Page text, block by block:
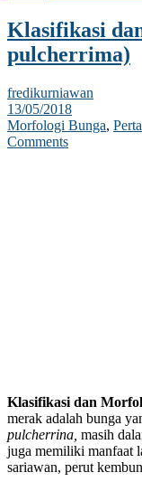
Klasifikasi
pulcherrima)
fredikurniawan
13/05/2018
Morfologi Bunga,
Comments
Klasifikasi dan
merak adalah bunga
pulcherrina, masih
juga memiliki manfaat
sariawan, perut